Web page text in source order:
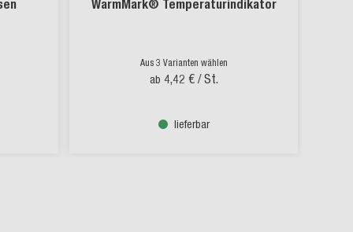
WarmMark® Temperaturindikator
Aus 3 Varianten wählen
ab 4,42 € / St.
lieferbar